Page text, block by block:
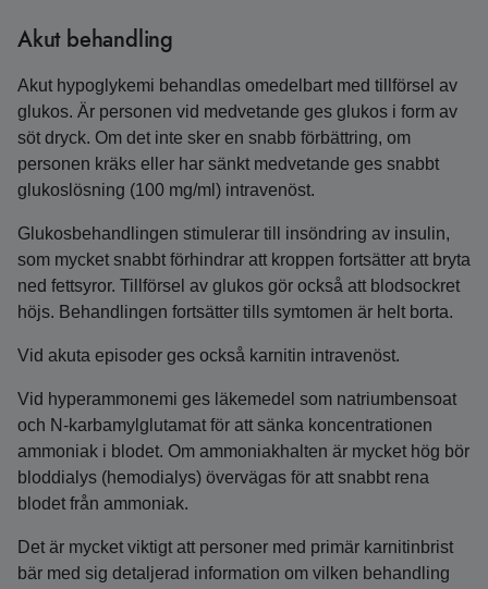
Akut behandling
Akut hypoglykemi behandlas omedelbart med tillförsel av
glukos. Är personen vid medvetande ges glukos i form av
söt dryck. Om det inte sker en snabb förbättring, om
personen kräks eller har sänkt medvetande ges snabbt
glukoslösning (100 mg/ml) intravenöst.
Glukosbehandlingen stimulerar till insöndring av insulin,
som mycket snabbt förhindrar att kroppen fortsätter att bryta
ned fettsyror. Tillförsel av glukos gör också att blodsockret
höjs. Behandlingen fortsätter tills symtomen är helt borta.
Vid akuta episoder ges också karnitin intravenöst.
Vid hyperammonemi ges läkemedel som natriumbensoat
och N-karbamylglutamat för att sänka koncentrationen
ammoniak i blodet. Om ammoniakhalten är mycket hög bör
bloddialys (hemodialys) övervägas för att snabbt rena
blodet från ammoniak.
Det är mycket viktigt att personer med primär karnitin­brist
bär med sig detaljerad information om vilken behandling